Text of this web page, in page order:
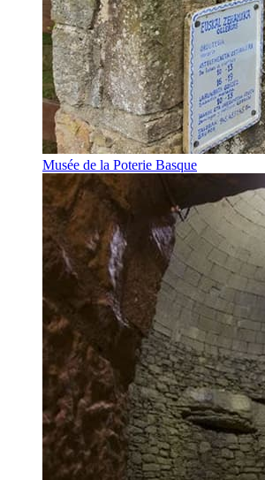
Musée de la Poterie Basque